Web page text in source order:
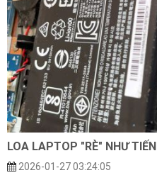
LOA LAPTOP "RÈ" NHƯ
2026-01-27 03:24:05